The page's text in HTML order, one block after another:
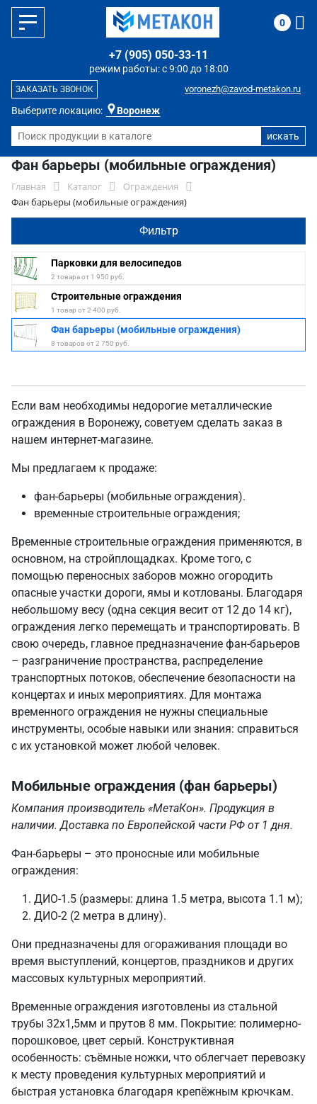
Выберите локацию: Воронеж
режим работы: с 9:00 до 18:00
+7 (905) 050-33-11
voronezh@zavod-metakon.ru
ЗАКАЗАТЬ ЗВОНОК
0
Фан барьеры (мобильные ограждения)
Главная Каталог
Ограждения
Фан барьеры (мобильные ограждения)
Фильтр
Парковки для велосипедов
2 товара от 1 950 руб.
Строительные ограждения
1 товар от 2 400 руб.
Фан барьеры (мобильные ограждения)
8 товаров от 2 750 руб.
Если вам необходимы недорогие металлические
ограждения в Воронежу, советуем сделать заказ в
нашем интернет-магазине.
Мы предлагаем к продаже:
фан-барьеры (мобильные ограждения).
временные строительные ограждения;
Временные строительные ограждения применяются, в
основном, на стройплощадках. Кроме того, с
помощью переносных заборов можно огородить
опасные участки дороги, ямы и котлованы. Благодаря
небольшому весу (одна секция весит от 12 до 14 кг),
ограждения легко перемещать и транспортировать. В
свою очередь, главное предназначение фан-барьеров
– разграничение пространства, распределение
транспортных потоков, обеспечение безопасности на
концертах и иных мероприятиях. Для монтажа
временного ограждения не нужны специальные
инструменты, особые навыки или знания: справиться
с их установкой может любой человек.
Мобильные ограждения (фан барьеры)
Компания производитель «МетаКон». Продукция в
наличии. Доставка по Европейской части РФ от 1 дня.
Фан-барьеры – это проносные или мобильные
ограждения:
ДИО-1.5 (размеры: длина 1.5 метра, высота 1.1 м);
ДИО-2 (2 метра в длину).
Они предназначены для огораживания площади во
время выступлений, концертов, праздников и других
массовых культурных мероприятий.
Временные ограждения изготовлены из стальной
трубы 32х1,5мм и прутов 8 мм. Покрытие: полимерно-
порошковое, цвет серый. Конструктивная
особенность: съёмные ножки, что облегчает перевозку
к месту проведения культурных мероприятий и
быстрая установка благодаря крепёжным крючкам.